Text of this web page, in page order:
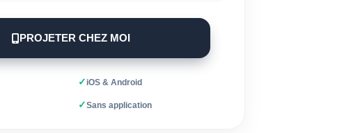
PROJETER CHEZ MOI
✓iOS & Android
✓Sans application